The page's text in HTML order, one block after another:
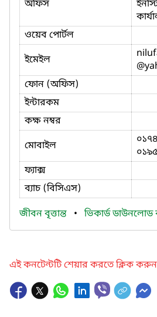
অফিস
ওয়েব পোর্টল
ইমেইল
ফোন (অফিস)
ইন্টারকম
কক্ষ নম্বর
মোবাইল
ফ্যাক্স
ব্যাচ (বিসিএস)
জীবন বৃত্তান্ত • ভিকার্ড
এই কনটেন্টটি শেয়ার করতে ক্লিক করুন